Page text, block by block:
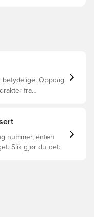
betydelige. Oppdag
fra
nummer, enten
Slik gjør du det: